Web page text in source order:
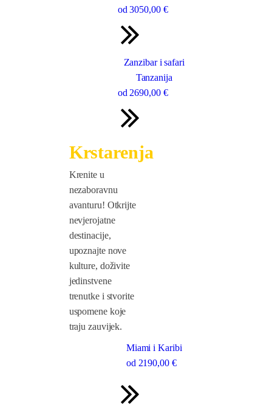
od3050,00 €
Zanzibar i safari
Tanzanija
od 2690,00 €
Krstarenja
Krenite u
nezaboravnu
avanturu! Otkrijte
nevjerojatne
destinacije,
upoznajte nove
kulture, doživite
jedinstvene
trenutke i stvorite
uspomene koje
traju zauvijek.
Miami i Karibi
od 2190,00 €